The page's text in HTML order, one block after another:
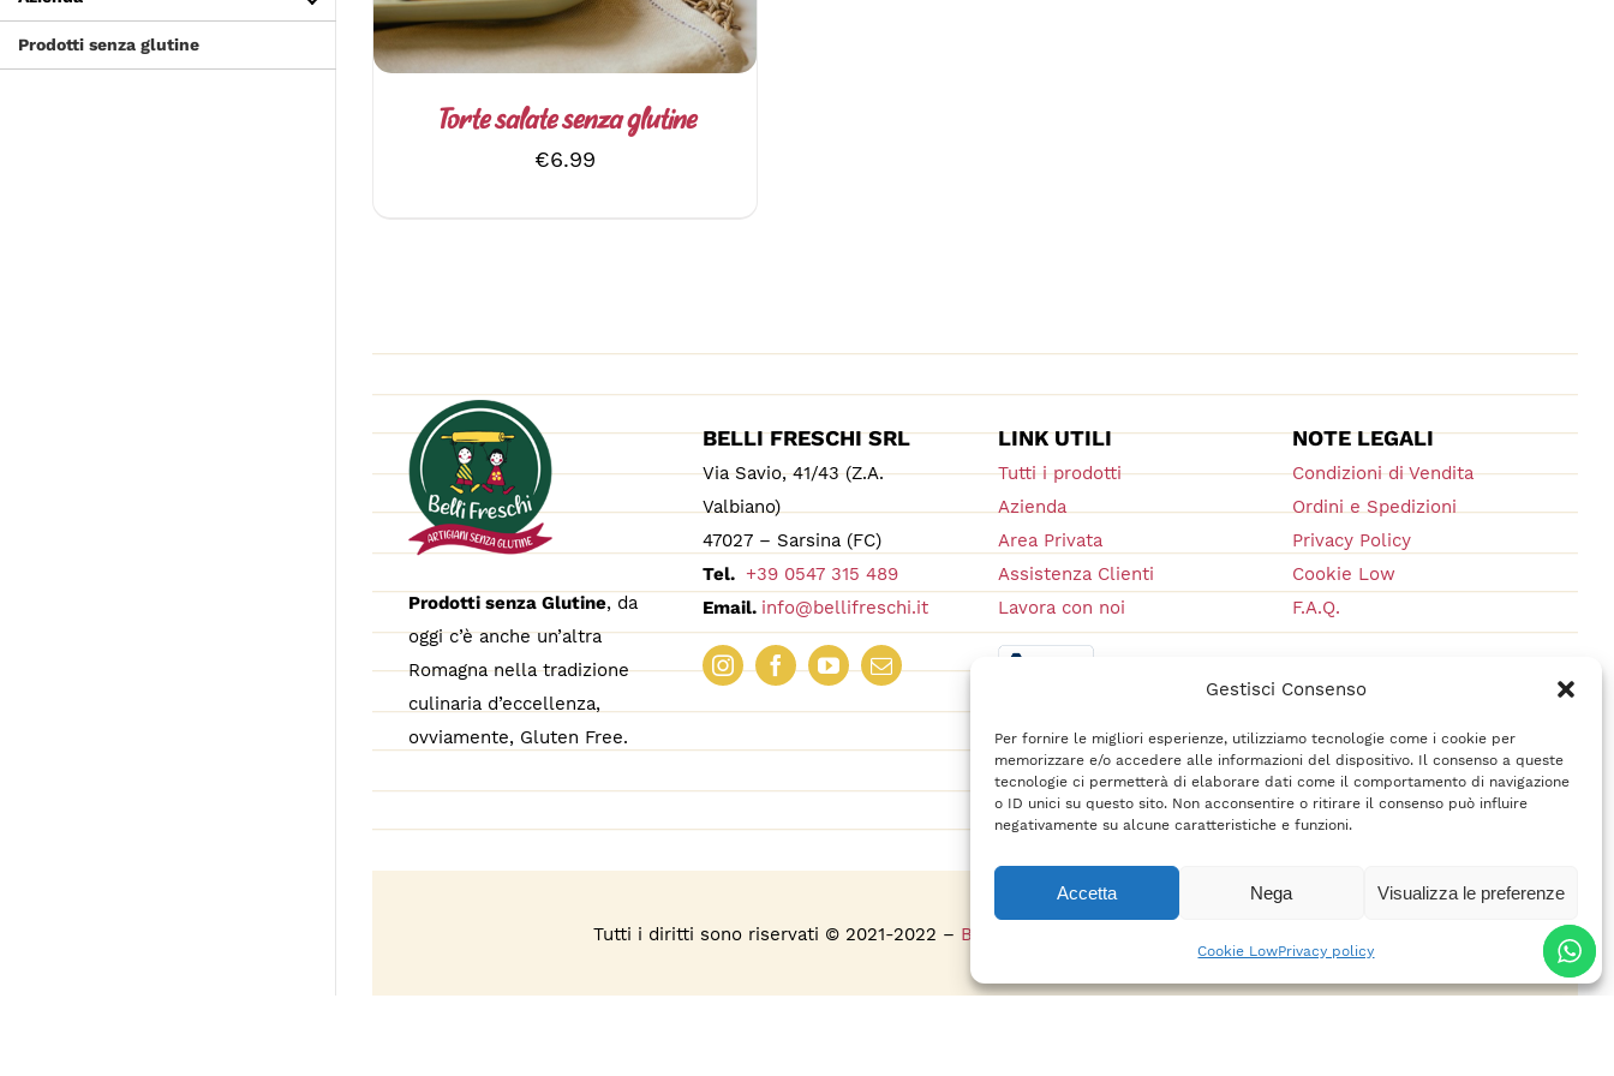
Gestisci Consenso
Per fornire le migliori esperienze, utilizziamo tecnologie come i cookie per
memorizzare e/o accedere alle informazioni del dispositivo. Il consenso a queste
tecnologie ci permetterà di elaborare dati come il comportamento di navigazione
o ID unici su questo sito. Non acconsentire o ritirare il consenso può influire
negativamente su alcune caratteristiche e funzioni.
Accetta Nega Visualizza le preferenze
Cookie LowPrivacy policy
Prodotti senza glutine
LE
OPZIONI
POSSONO
SCELTE
NELLA
PAGINA
Torte salate senza glutine
€6.99
Prodotti senza Glutine, da
oggi c’è anche un’altra
Romagna nella tradizione
culinaria d’eccellenza,
ovviamente, Gluten Free.
BELLI FRESCHI SRL
Via Savio, 41/43 (Z.A.
Valbiano)
47027 – Sarsina (FC)
Tel. +39 0547 315 489
Email. info@bellifreschi.it
LINK UTILI
Tutti i prodotti
Azienda
Area Privata
Assistenza Clienti
Lavora con noi
NOTE LEGALI
Condizioni di Vendita
Ordini e Spedizioni
Privacy Policy
Cookie Low
F.A.Q.
Tutti i diritti sono riservati © 2021-2022 – BelliFreschi